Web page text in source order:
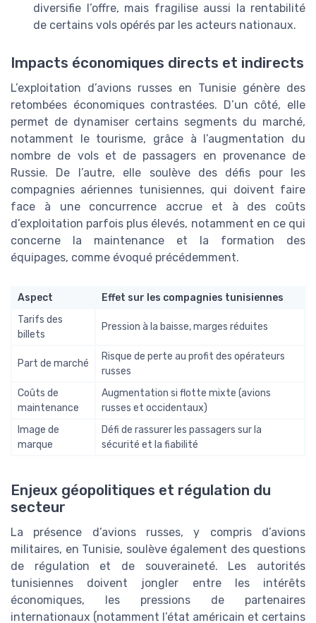
diversifie l’offre, mais fragilise aussi la rentabilité
de certains vols opérés par les acteurs nationaux.
Impacts économiques directs et indirects
L’exploitation d’avions russes en Tunisie génère des
retombées économiques contrastées. D’un côté, elle
permet de dynamiser certains segments du marché,
notamment le tourisme, grâce à l’augmentation du
nombre de vols et de passagers en provenance de
Russie. De l’autre, elle soulève des défis pour les
compagnies aériennes tunisiennes, qui doivent faire
face à une concurrence accrue et à des coûts
d’exploitation parfois plus élevés, notamment en ce qui
concerne la maintenance et la formation des
équipages, comme évoqué précédemment.
Aspect
Effet sur les compagnies tunisiennes
Tarifs des
billets
Pression à la baisse, marges réduites
Part de marché
Risque de perte au profit des opérateurs
russes
Coûts de
maintenance
Augmentation si flotte mixte (avions
russes et occidentaux)
Image de
marque
Défi de rassurer les passagers sur la
sécurité et la fiabilité
Enjeux géopolitiques et régulation du
secteur
La présence d’avions russes, y compris d’avions
militaires, en Tunisie, soulève également des questions
de régulation et de souveraineté. Les autorités
tunisiennes doivent jongler entre les intérêts
économiques, les pressions de partenaires
internationaux (notamment l’état américain et certains